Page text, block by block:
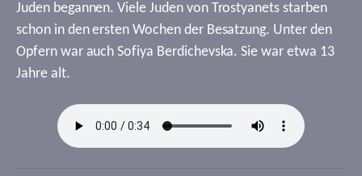
Juden begannen. Viele Juden von Trostyanets starben
schon in den ersten Wochen der Besatzung. Unter den
Opfern war auch Sofiya Berdichevska. Sie war etwa 13
Jahre alt.